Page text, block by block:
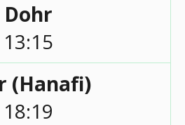
Dohr
13:15
(Hanafi)
18:19